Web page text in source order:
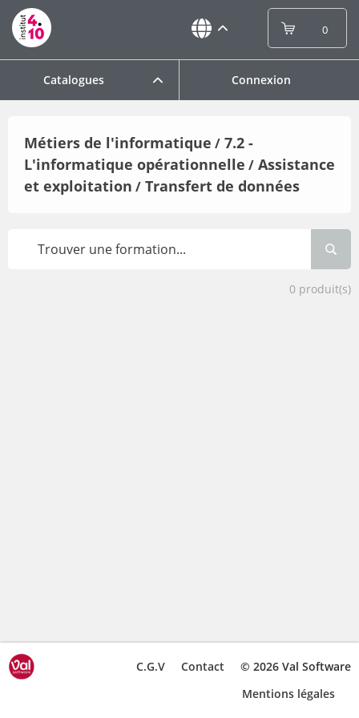
Catalogues Connexion
0
Métiers de l'informatique / 7.2 -
L'informatique opérationnelle / Assistance
et exploitation / Transfert de données
0 produit(s)
© 2026 Val Software
Contact
C.G.V
Mentions légales